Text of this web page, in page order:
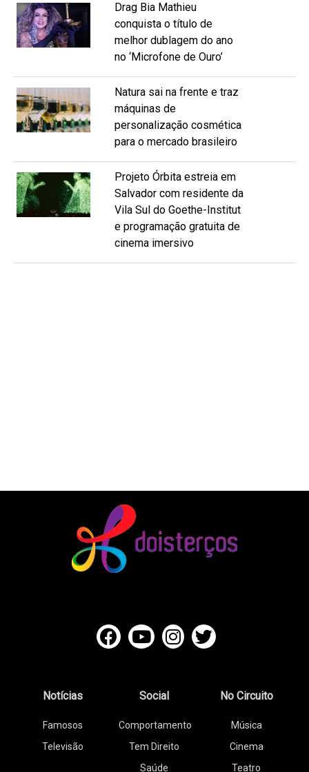
Drag Bia Mathieu
conquista o título de
melhor dublagem do ano
no ‘Microfone de Ouro’
Natura sai na frente e traz
máquinas de
personalização cosmética
para o mercado brasileiro
Projeto Órbita estreia em
Salvador com residente da
Vila Sul do Goethe-Institut
e programação gratuita de
cinema imersivo
Notícias
Famosos
Televisão
Social
Comportamento
Tem Direito
Saúde
No Circuito
Música
Cinema
Teatro